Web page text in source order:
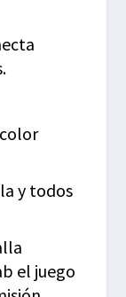
y todos
el juego